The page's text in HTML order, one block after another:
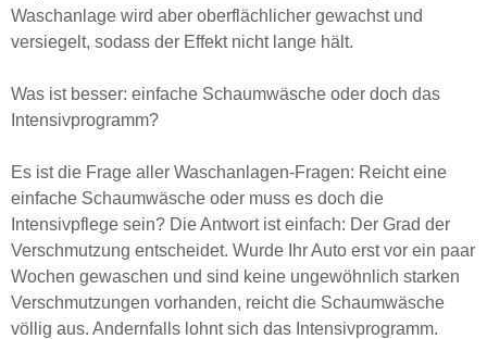
Waschanlage wird aber oberflächlicher gewachst und
versiegelt, sodass der Effekt nicht lange hält.
Was ist besser: einfache Schaumwäsche oder doch das
Intensivprogramm?
Es ist die Frage aller Waschanlagen-Fragen: Reicht eine
einfache Schaumwäsche oder muss es doch die
Intensivpflege sein? Die Antwort ist einfach: Der Grad der
Verschmutzung entscheidet. Wurde Ihr Auto erst vor ein paar
Wochen gewaschen und sind keine ungewöhnlich starken
Verschmutzungen vorhanden, reicht die Schaumwäsche
völlig aus. Andernfalls lohnt sich das Intensivprogramm.